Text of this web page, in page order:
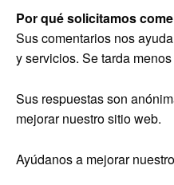
Por qué solicitamos
Sus comentarios nos
y servicios. Se tarda
Sus respuestas son
mejorar nuestro sitio web.
Ayúdanos a mejorar